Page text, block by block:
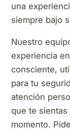
una
siempre bajo
Nuestro
experiencia
consciente,
para tu
atención
que te
momento.